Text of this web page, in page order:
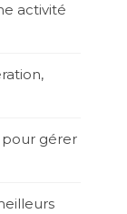
activité
gérer